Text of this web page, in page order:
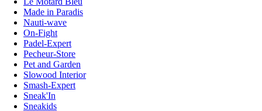
Made in Paradis
Nauti-wave
On-Fight
Padel-Expert
Pecheur-Store
Pet and Garden
Slowood Interior
Smash-Expert
Sneak'In
Sneakids